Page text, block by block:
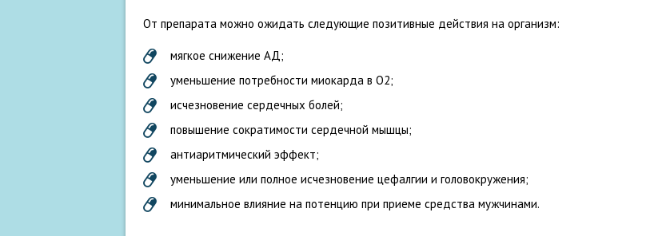
От препарата можно ожидать следующие позитивные действия на организм:
мягкое снижение АД;
уменьшение потребности миокарда в О2;
исчезновение сердечных болей;
повышение сократимости сердечной мышцы;
антиаритмический эффект;
уменьшение или полное исчезновение цефалгии и головокружения;
минимальное влияние на потенцию при приеме средства мужчинами.